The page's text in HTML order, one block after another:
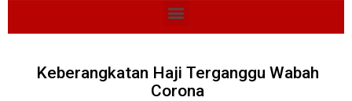
Keberangkatan Haji Terganggu Wabah
Corona